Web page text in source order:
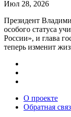
Июл 28, 2026
Президент
особого статуса
России», и глава
теперь изменит
О проекте
Обратная